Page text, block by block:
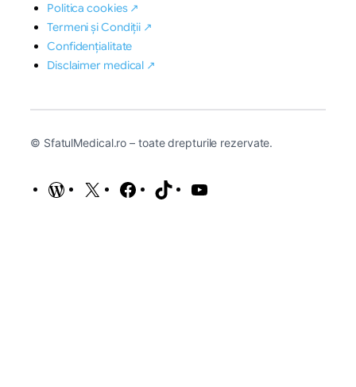
Politica cookies ↗
Termeni și Condiții ↗
Confidențialitate
Disclaimer medical ↗
© SfatulMedical.ro – toate drepturile rezervate.
WordPress
X Facebook
TikTok